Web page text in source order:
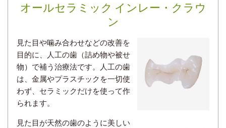
オールセラミック インレー・クラウ
ン
見た目や噛み合わせなどの改善を
目的に、人工の歯（詰め物や被せ
物）で補う治療法です。人工の歯
は、金属やプラスチックを一切使
わず、セラミックだけを使って作
られます。
見た目が天然の歯のように美しい